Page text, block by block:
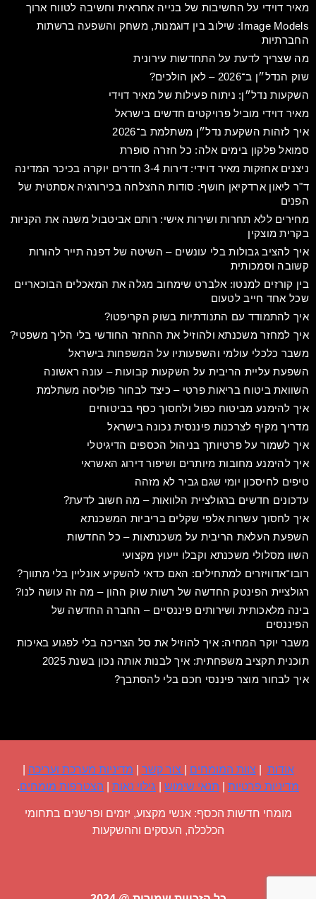
מאיר דוידי על החשיבות של בנייה אחראית וחשיבה לטווח ארוך
Image Models: שילוב בין דוגמנות, משחק והשפעה ברשתות
החברתיות
מה שצריך לדעת על התחדשות עירונית
שוק הנדל״ן ב־2026 – לאן הולכים?
השקעות נדל״ן: ניתוח פעילות של מאיר דוידי
מאיר דוידי מוביל פרויקטים חדשים בישראל
איך לזהות השקעת נדל״ן משתלמת ב־2026
סמואל פלקון בימים אלה: כל חזרה סופרת
ניצנים אחזקות מאיר דוידי: דירות 3-4 חדרים יוקרה בכיכר המדינה
ד"ר ליאון ארדקיאן חושף: סודות ההצלחה בכירורגיה אסתטית של
הפנים
מחירים ללא תחרות ושירות אישי: רותם אביטבול משנה את הקניות
בקרית מוצקין​
איך להציב גבולות בלי עונשים – השיטה של דפנה תייר להורות
קשובה וסמכותית
בין קורזים למנטו: אלברט שימחוב מגלה את המאכלים הבוכאריים
שכל אחד חייב לטעום
איך להתמודד עם התנודתיות בשוק הקריפטו?
איך למחזר משכנתא ולהוזיל את ההחזר החודשי בלי הליך משפטי?
משבר כלכלי עולמי והשפעותיו על המשפחות בישראל
השפעת עליית הריבית על השקעות קבועות – עונה ראשונה
השוואת ביטוח בריאות פרטי – כיצד לבחור פוליסה משתלמת
איך להימנע מביטוח כפול ולחסוך כסף בביטוחים
מדריך מקיף לצרכנות פיננסית נכונה בישראל
איך לשמור על פרטיותך בניהול הכספים הדיגיטלי
איך להימנע מחובות מיותרים ושיפור דירוג האשראי
טיפים לחיסכון יומי שגם גביר לא מזהה
עדכונים חדשים ברגולציית הלוואות – מה חשוב לדעת?
איך לחסוך עשרות אלפי שקלים בריביות המשכנתא
השפעת העלאת הריבית על משכנתאות – כל החדשות
השוו מסלולי משכנתא וקבלו ייעוץ מקצועי
רובו־אדוויזרים למתחילים: האם כדאי להשקיע אונליין בלי מתווך?
רגולציית הפינטק החדשה של רשות שוק ההון – מה זה עושה לנו?
בינה מלאכותית ושירותים פיננסיים – החברה החדשה של
הפיננסים
משבר יוקר המחיה: איך להוזיל את סל הצריכה בלי לפגוע באיכות
תוכנית תקציב משפחתית: איך לבנות אותה נכון בשנת 2025
איך לבחור מוצר פיננסי חכם בלי להסתבך?
אודות צוות המומחים צור קשר מדיניות מערכת ועריכה
מדיניות פרטיות
תנאי שימוש גילוי נאות הצטרפות מומחים.
מומחי חדשות הכסף: אנשי מקצוע, יזמים ופרשנים בתחומי
הכלכלה, העסקים וההשקעות